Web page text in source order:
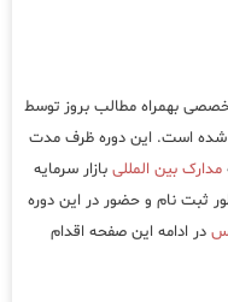
بهمراه مطالب بروز توسط
شده است. این دوره ظرف مدت
مدارک بین المللی بازار سرمایه
ثبت نام و حضور در این دوره
در ادامه این صفحه اقدام